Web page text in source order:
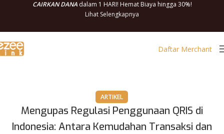
CAIRKAN DANAdalam 1 HARI! Hemat Biaya hingga 30%!
Lihat Selengkapnya
Daftar Merchant
ARTIKEL
Mengupas Regulasi Penggunaan QRIS di
Indonesia: Antara Kemudahan Transaksi dan